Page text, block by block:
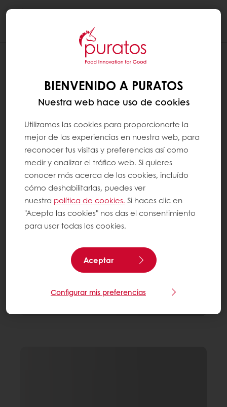
BIENVENIDO A PURATOS
Nuestra web hace uso de cookies
Utilizamos las cookies para proporcionarte la
mejor de las experiencias en nuestra web, para
reconocer tus visitas y preferencias así como
medir y analizar el tráfico web. Si quieres
conocer más acerca de las cookies, incluído
cómo deshabilitarlas, puedes ver
nuestra política de cookies. Si haces clic en
"Acepto las cookies" nos das el consentimiento
para usar todas las cookies.
Aceptar
Configurar mis preferencias